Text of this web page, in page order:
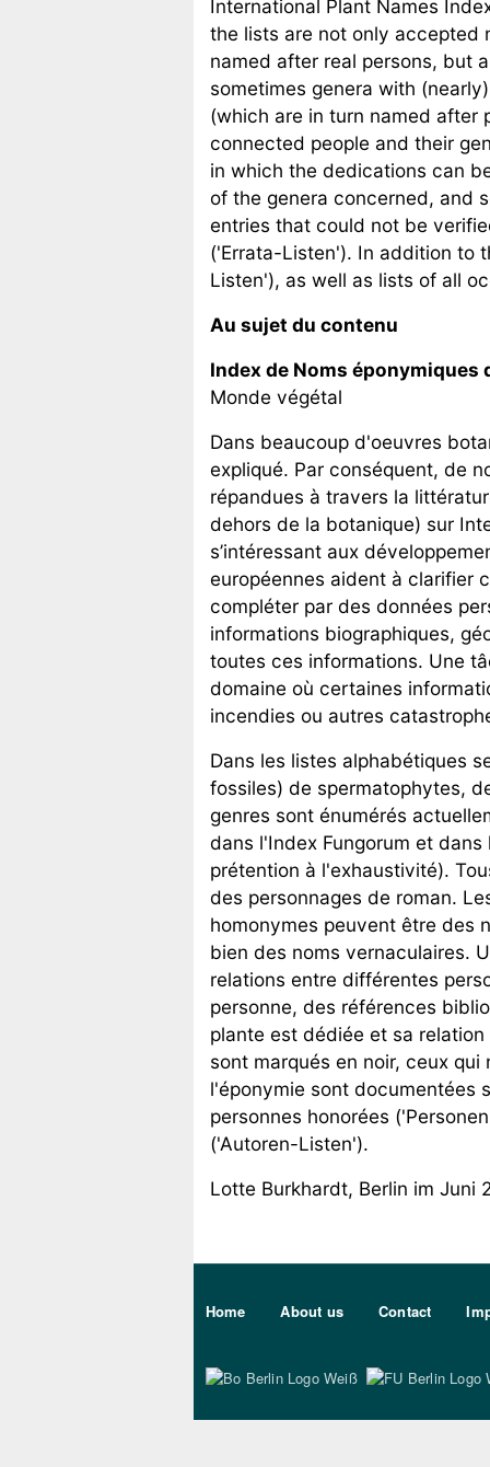
International Plant Names
the lists are not only accepted
named after real persons, but
sometimes genera with
(which are in turn named after
connected people and their
in which the dedications can
of the genera concerned, and
entries that could not be
('Errata-Listen'). In addition to
Listen'), as well as lists of all
Au sujet du contenu
Index de Noms éponymiques
Monde végétal
Dans beaucoup d'oeuvres
expliqué. Par conséquent, de
répandues à travers la
dehors de la botanique) sur
s’intéressant aux
européennes aident à clarifier
compléter par des données
informations biographiques,
toutes ces informations. Une
domaine où certaines
incendies ou autres
Dans les listes alphabétiques
fossiles) de spermatophytes,
genres sont énumérés
dans l'Index Fungorum et
prétention à l'exhaustivité).
des personnages de roman.
homonymes peuvent être des
bien des noms vernaculaires.
relations entre différentes
personne, des références
plante est dédiée et sa
sont marqués en noir, ceux
l'éponymie sont documentées
personnes honorées
('Autoren-Listen').
Lotte Burkhardt, Berlin im Juni
Sekundärmenu DE
Home About us Contact
Bo Berlin Logo